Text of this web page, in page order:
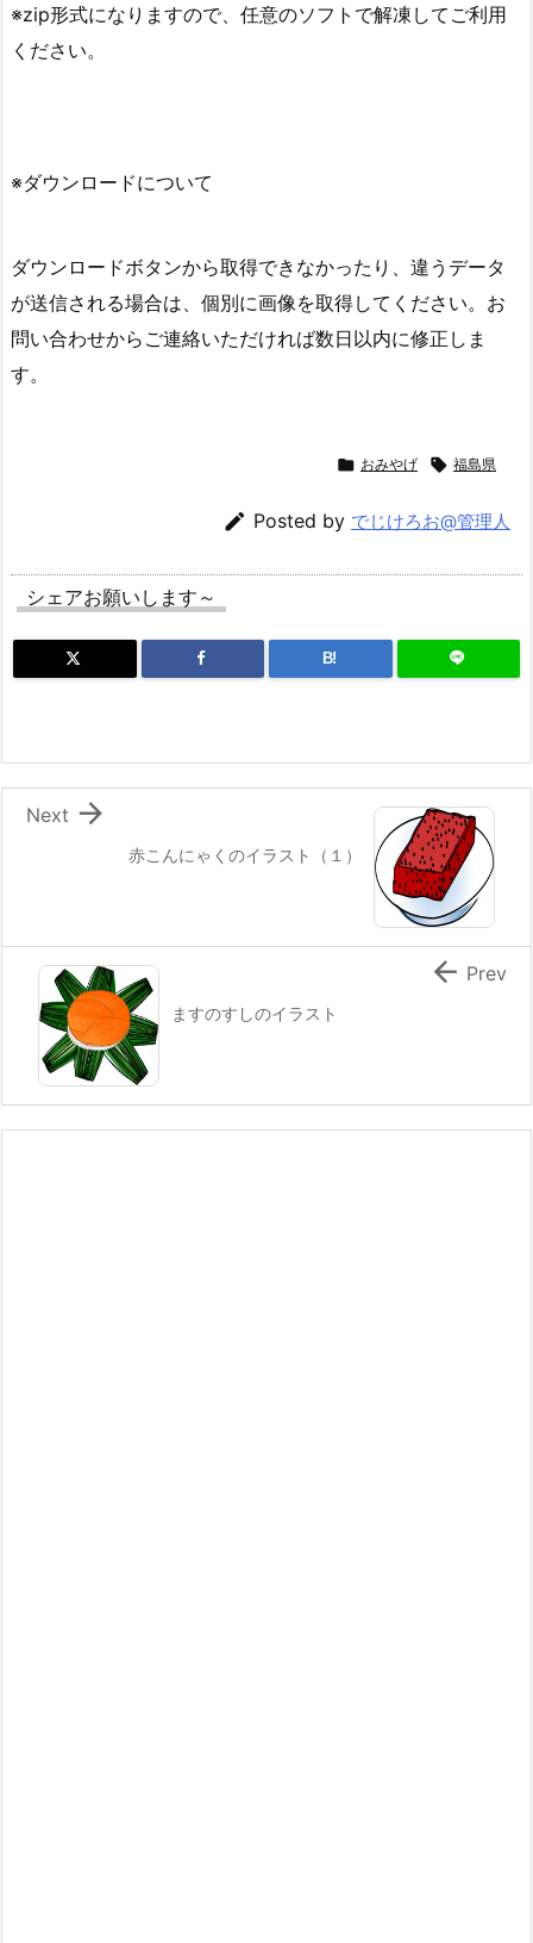
※zip形式になりますので、任意のソフトで解凍してご利用
ください。
※ダウンロードについて
ダウンロードボタンから取得できなかったり、違うデータ
が送信される場合は、個別に画像を取得してください。お
問い合わせからご連絡いただければ数日以内に修正しま
す。
 おみやげ  福島県
 Posted by でじけろお@管理人
シェアお願いします～
B!
赤こんにゃくのイラスト（１）

Next
ますのすしのイラスト
 Prev